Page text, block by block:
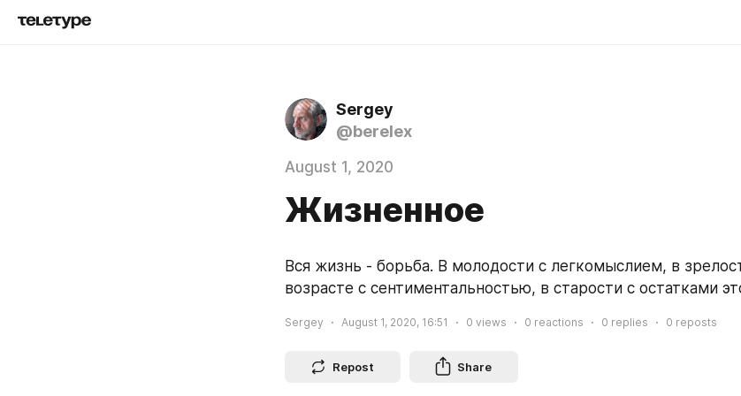
Sergey
@berelex
August 1, 2020
Жизненное
Вся жизнь - борьба. В молодости с легкомыслием, в
возрасте с сентиментальностью, в старости с остатками
Sergey August 1, 2020, 16:51 0 views 0 reactions 0 replies 0 reposts
Repost Share